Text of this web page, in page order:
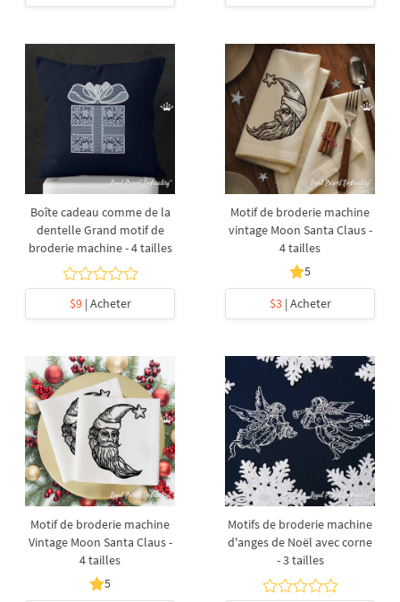
Boîte cadeau comme de la
dentelle Grand motif de
broderie machine - 4 tailles
$9| Acheter
Motif de broderie machine
vintage Moon Santa Claus -
4 tailles
5
$3| Acheter
Motif de broderie machine
Vintage Moon Santa Claus -
4 tailles
5
Motifs de broderie machine
d'anges de Noël avec corne
- 3 tailles